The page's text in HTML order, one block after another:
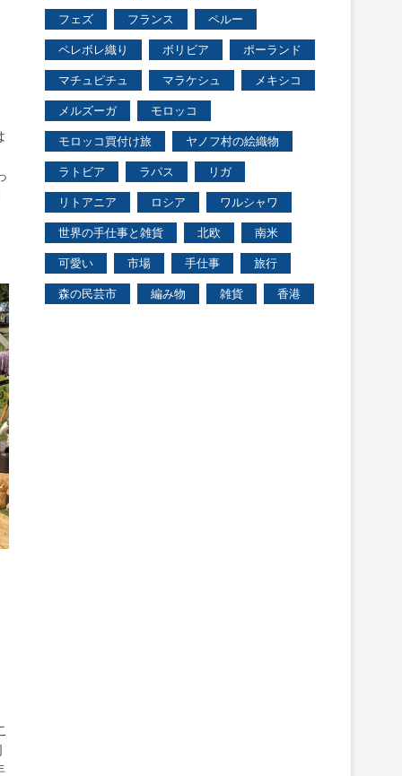
フェズ フランス ペルー
ペレボレ織り ボリビア ポーランド
マチュピチュ マラケシュ メキシコ
メルズーガ モロッコ
モロッコ買付け旅 ヤノフ村の絵織物
ラトビア ラパス リガ
リトアニア ロシア ワルシャワ
世界の手仕事と雑貨 北欧 南米
可愛い 市場 手仕事 旅行
森の民芸市 編み物 雑貨 香港